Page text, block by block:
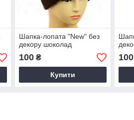
Шапка-лопата "New" без
декору шоколад
100₴
Купити
100